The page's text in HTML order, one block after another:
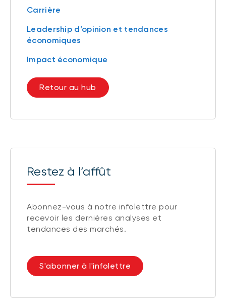
Carrière
Leadership d’opinion et tendances
économiques
Impact économique
Retour au hub
Restez à l’affût
Abonnez-vous à notre infolettre pour
recevoir les dernières analyses et
tendances des marchés.
S'abonner à l'infolettre